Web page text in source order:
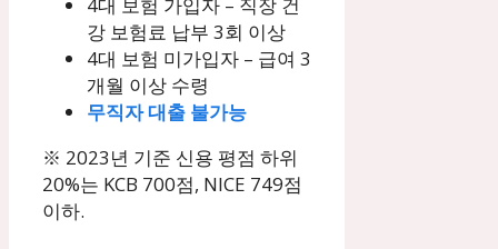
강 보험료 납부 3회 이상
4대 보험 미가입자 – 급여 3
개월 이상 수령
무직자 대출 불가능
※ 2023년 기준 신용 평점 하위
20%는 KCB 700점, NICE 749점
이하.